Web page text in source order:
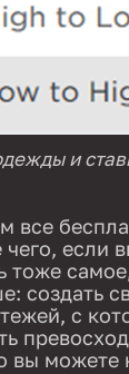
и
все
если
тоже
создать
с
вы можете